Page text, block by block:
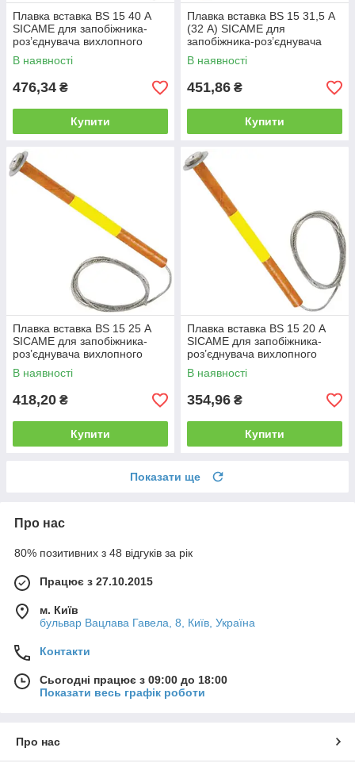
Плавка вставка BS 15 40 А
SICAME для запобіжника-
роз’єднувача вихлопного
типу, нитка запобіжника
В наявності
476,34 ₴
Купити
Плавка вставка BS 15 31,5 А
(32 А) SICAME для
запобіжника-роз’єднувача
вихлопного типу, нитка
запобіжника
В наявності
451,86 ₴
Купити
Плавка вставка BS 15 25 А
SICAME для запобіжника-
роз’єднувача вихлопного
типу, нитка запобіжника
В наявності
418,20 ₴
Купити
Плавка вставка BS 15 20 А
SICAME для запобіжника-
роз’єднувача вихлопного
типу, нитка запобіжника
В наявності
354,96 ₴
Купити
Показати ще
Про нас
80% позитивних з 48 відгуків за рік
Працює з 27.10.2015
м. Київ
бульвар Вацлава Гавела, 8, Київ, Україна
Контакти
Сьогодні працює з 09:00 до 18:00
Показати весь графік роботи
Про нас